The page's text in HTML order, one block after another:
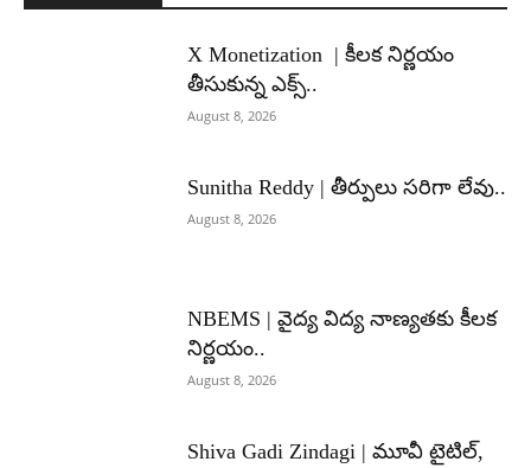
X Monetization | కీలక నిర్ణయం
తీసుకున్న ఎక్స్..
August 8, 2026
Sunitha Reddy | తీర్పులు సరిగా లేవు..
August 8, 2026
NBEMS | వైద్య విద్య నాణ్యతకు కీలక
నిర్ణయం..
August 8, 2026
Shiva Gadi Zindagi | మూవీ టైటిల్,